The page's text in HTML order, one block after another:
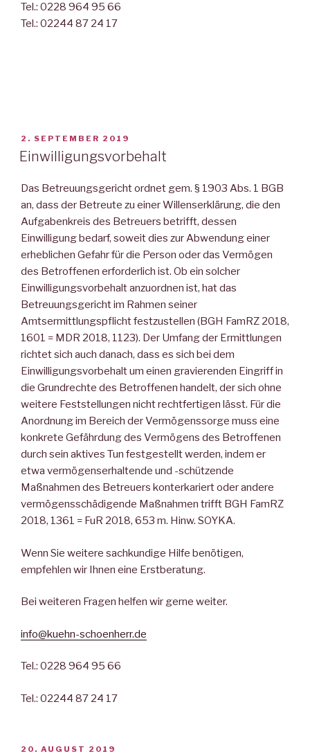
Tel.: 0228 964 95 66
Tel.: 02244 87 24 17
VERÖFFENTLICHT
AM
2. SEPTEMBER 2019
Einwilligungsvorbehalt
Das Betreuungsgericht ordnet gem. § 1903 Abs. 1 BGB
an, dass der Betreute zu einer Willenserklärung, die den
Aufgabenkreis des Betreuers betrifft, dessen
Einwilligung bedarf, soweit dies zur Abwendung einer
erheblichen Gefahr für die Person oder das Vermögen
des Betroffenen erforderlich ist. Ob ein solcher
Einwilligungsvorbehalt anzuordnen ist, hat das
Betreuungsgericht im Rahmen seiner
Amtsermittlungspflicht festzustellen (BGH FamRZ 2018,
1601 = MDR 2018, 1123). Der Umfang der Ermittlungen
richtet sich auch danach, dass es sich bei dem
Einwilligungsvorbehalt um einen gravierenden Eingriff in
die Grundrechte des Betroffenen handelt, der sich ohne
weitere Feststellungen nicht rechtfertigen lässt. Für die
Anordnung im Bereich der Vermögenssorge muss eine
konkrete Gefährdung des Vermögens des Betroffenen
durch sein aktives Tun festgestellt werden, indem er
etwa vermögenserhaltende und -schützende
Maßnahmen des Betreuers konterkariert oder andere
vermögensschädigende Maßnahmen trifft BGH FamRZ
2018, 1361 = FuR 2018, 653 m. Hinw. SOYKA.
Wenn Sie weitere sachkundige Hilfe benötigen,
empfehlen wir Ihnen eine Erstberatung.
Bei weiteren Fragen helfen wir gerne weiter.
info@kuehn-schoenherr.de
Tel.: 0228 964 95 66
Tel.: 02244 87 24 17
VERÖFFENTLICHT
20. AUGUST 2019